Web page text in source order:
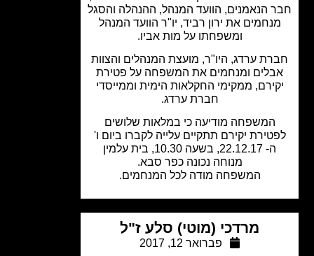
הנאמנים, הוועד המנהל, ההנהלה והסגל
את ירון רביד, יו"ר הוועד המנהל
ומשפחתו על מות אביו.
ערדג, היו"ר, מועצת המנהלים והצוות
ומנחמים את המשפחה על פטירת
ממקימי החקלאות הימית וממייסדי
חברת ערדג.
המשפחה מודיעה כי במלאות שלושים
יקירם תתקיים עלייה לקברו ביום ו'
ה- 22.12.17, בשעה 10.30, בית עלמין
מנוחה נכונה כפר סבא.
המשפחה מודה לכל המנחמים.
מרדכי (מוטי) סלע ז"ל
פברואר 12, 2017